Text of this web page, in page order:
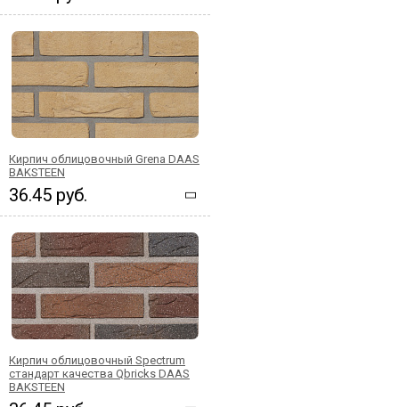
Кирпич облицовочный Grena DAAS
BAKSTEEN
36.45 руб.
Кирпич облицовочный Spectrum
стандарт качества Qbricks DAAS
BAKSTEEN